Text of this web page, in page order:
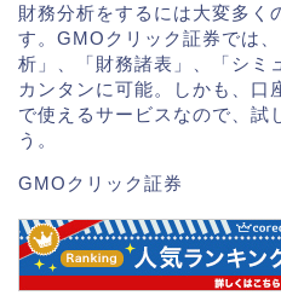
財務分析をするには大変多く
す。GMOクリック証券では
析」、「財務諸表」、「シミ
カンタンに可能。しかも、口
で使えるサービスなので、試
う。
GMOクリック証券